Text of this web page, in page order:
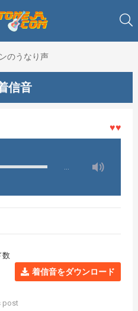
のうなり声
信音
♥♥♥着メ
数
着信音をダウンロード
post